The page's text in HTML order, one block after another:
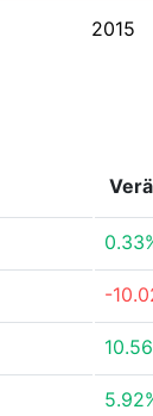
2015
-